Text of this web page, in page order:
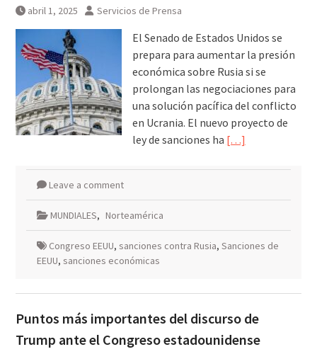
abril 1, 2025 Servicios de Prensa
El Senado de Estados Unidos se
prepara para aumentar la presión
económica sobre Rusia si se
prolongan las negociaciones para
una solución pacífica del conflicto
en Ucrania. El nuevo proyecto de
ley de sanciones ha […]
Leave a comment
MUNDIALES, Norteamérica
Congreso EEUU, sanciones contra Rusia, Sanciones de
EEUU, sanciones económicas
Puntos más importantes del discurso de
Trump ante el Congreso estadounidense